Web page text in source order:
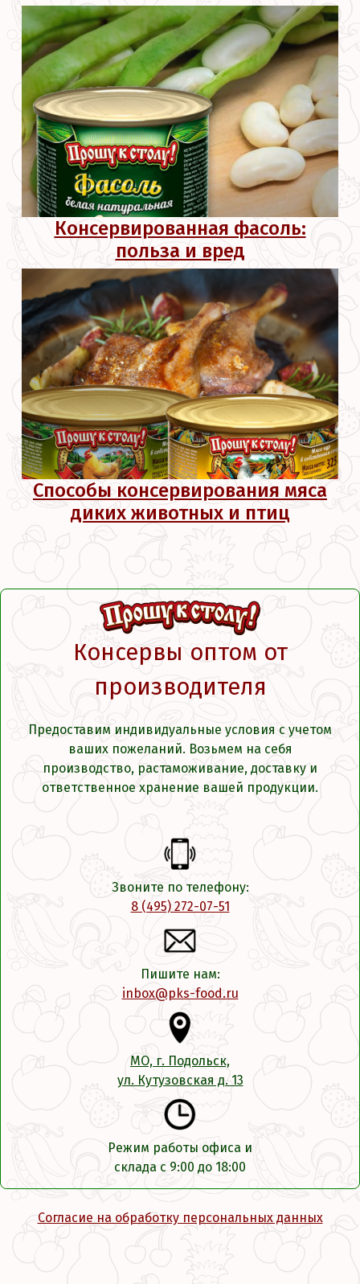
Консервированная фасоль:
польза и вред
Способы консервирования мяса
диких животных и птиц
Консервы оптом от
производителя
Предоставим индивидуальные условия с учетом
ваших пожеланий. Возьмем на себя
производство, растаможивание, доставку и
ответственное хранение вашей продукции.
Звоните по телефону:
8 (495) 272-07-51
Пишите нам:
inbox@pks-food.ru
МО, г. Подольск,
ул. Кутузовская д. 13
Режим работы офиса и
склада с 9:00 до 18:00
Согласие на обработку персональных данных